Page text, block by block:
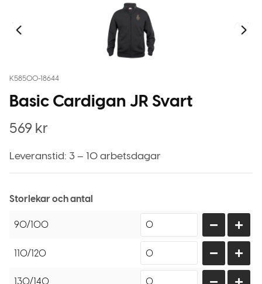
K58500-18644
Basic Cardigan JR Svart
569 kr
Leveranstid: 3 – 10 arbetsdagar
Storlekar och antal
90/100
110/120
130/140